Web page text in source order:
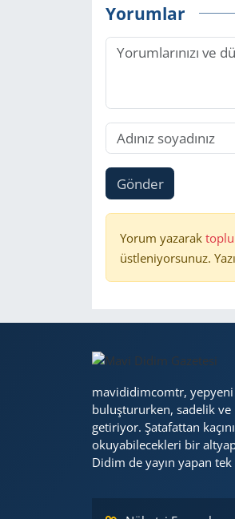
Yorumlar
Gönder
Yorum yazarak
üstleniyorsunuz.
mavididimcomtr, yepyeni
buluştururken, sadelik
getiriyor. Şatafattan
okuyabilecekleri bir
Didim de yayın yapan tek